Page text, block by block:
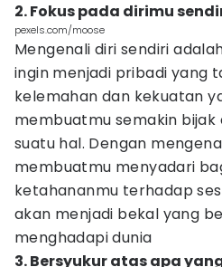
2. Fokus pada dirimu
pexels.com/moose
Mengenali diri sendiri
ingin menjadi pribadi yang
kelemahan dan kekuatan
membuatmu semakin
suatu hal. Dengan
membuatmu menyadari
ketahananmu terhadap
akan menjadi bekal yang
menghadapi dunia
3. Bersyukur atas apa